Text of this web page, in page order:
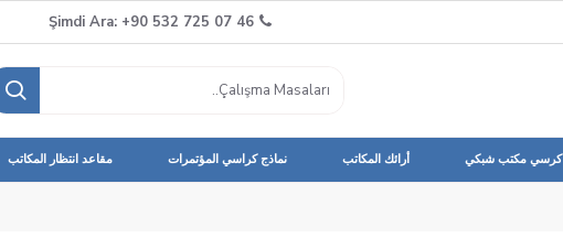
Şimdi Ara: +90 532 725 07 46
كرسي مكتب شبكي أرائك المكاتب نماذج كراسي المؤتمرات مقاعد انتظار المكاتب